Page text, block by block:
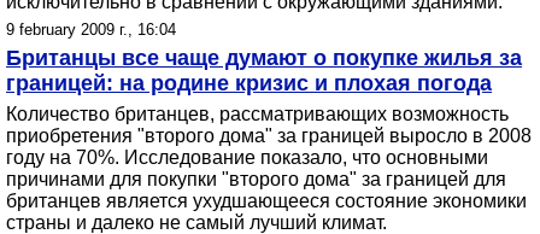
9 february 2009 г., 16:04
Британцы все чаще думают о покупке жилья за
границей: на родине кризис и плохая погода
Количество британцев, рассматривающих возможность
приобретения "второго дома" за границей выросло в 2008
году на 70%. Исследование показало, что основными
причинами для покупки "второго дома" за границей для
британцев является ухудшающееся состояние экономики
страны и далеко не самый лучший климат.